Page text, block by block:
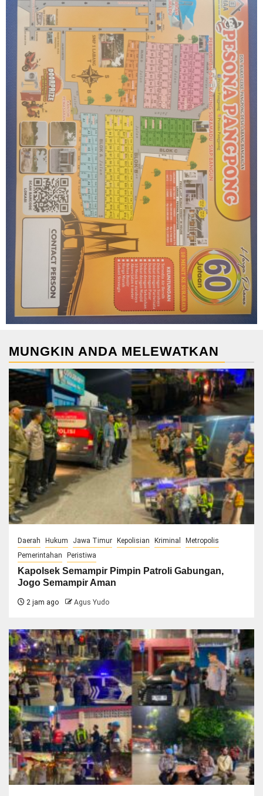
MUNGKIN ANDA MELEWATKAN
Daerah Hukum Jawa Timur Kepolisian Kriminal
Metropolis
Pemerintahan
Peristiwa
Kapolsek Semampir Pimpin Patroli Gabungan,
Jogo Semampir Aman
2 jam ago Agus Yudo